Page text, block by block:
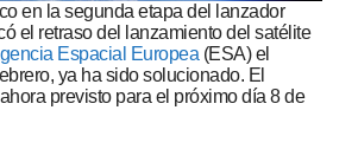
en la segunda etapa del lanzador
el retraso del lanzamiento del satélite
Espacial Europea (ESA) el
ya ha sido solucionado. El
previsto para el próximo día 8 de